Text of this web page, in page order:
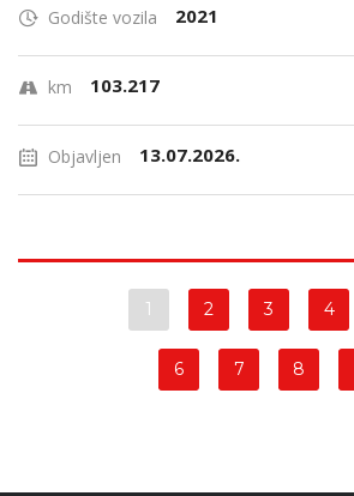
Godište vozila 2021
km 103.217
Objavljen 13.07.2026.
1 2 3 4
6 7 8